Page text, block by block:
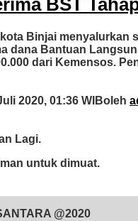
Binjai menyalurkan
dana Bantuan
dari Kemensos.
2020, 01:36 WIBoleh
Lagi.
untuk dimuat.
@2020